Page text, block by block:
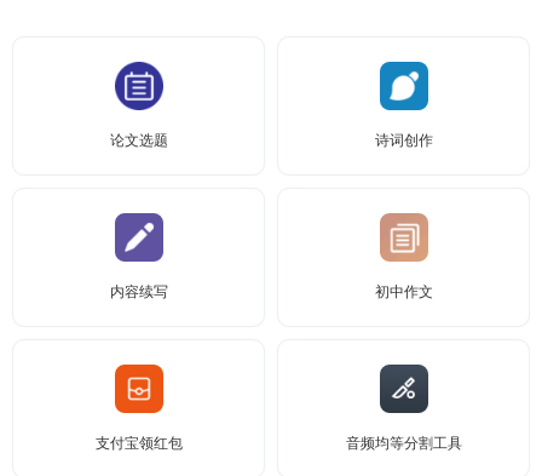
论文选题 诗词创作
内容续写 初中作文
支付宝领红包 音频均等分割工具